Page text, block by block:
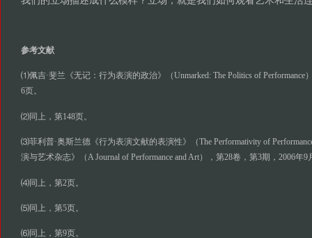
参考文献
⑴佩吉·斐兰《无记：行为表演的政治》（Unmarked: The Politics of Performance
6页。
⑵同上，第148页。
⑶菲利普·奥斯兰德《行为表演文献的表演性》（The Performativity of
演与艺术杂志》（A Journal of Performance and Art），第28卷，第3期，2006年9
⑷同上，第2页。
⑸同上，第5页。
⑹同上，第9页。